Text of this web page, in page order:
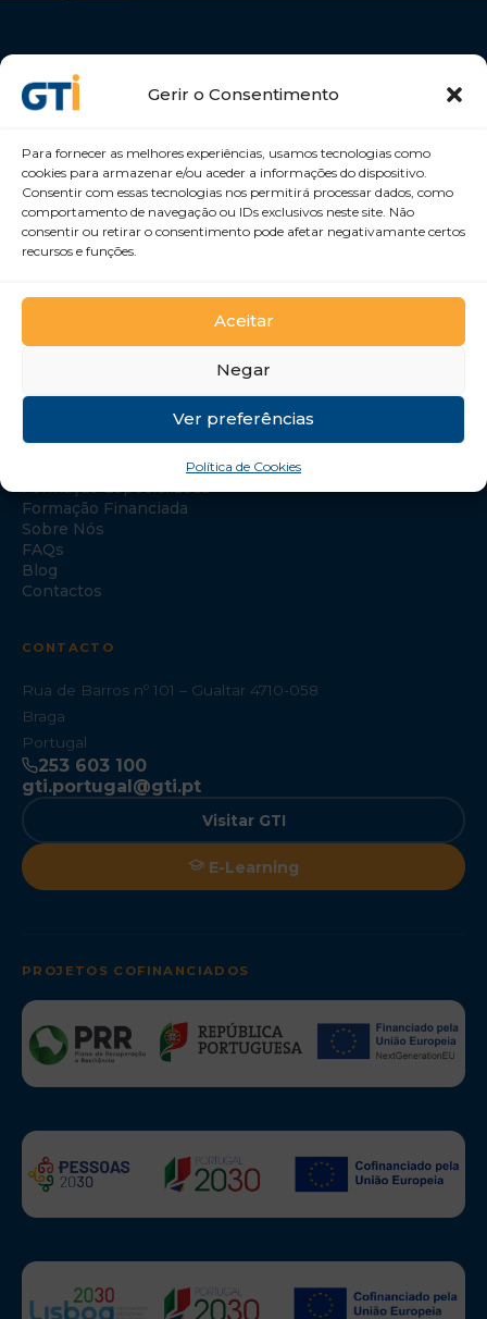
Gerir o Consentimento
Para fornecer as melhores experiências, usamos tecnologias como
cookies para armazenar e/ou aceder a informações do dispositivo.
Consentir com essas tecnologias nos permitirá processar dados, como
comportamento de navegação ou IDs exclusivos neste site. Não
consentir ou retirar o consentimento pode afetar negativamante certos
recursos e funções.
Aceitar
Negar
Ver preferências
Política de Cookies
Desenvolvemos Pessoas e Organizações
GTI Portugal – Formação Profissional, S.A.
Formação Financiada
Sobre Nós
FAQs
Blog
Contactos
CONTACTO
Rua de Barros nº 101 – Gualtar 4710-058
Braga
Portugal
253 603 100
gti.portugal@gti.pt
Visitar GTI
E-Learning
PROJETOS COFINANCIADOS